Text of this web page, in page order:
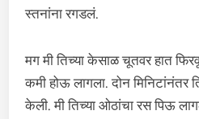
स्तनांना रगडलं.
मग मी तिच्या केसाळ चूतवर हात
कमी होऊ लागला. दोन मिनिटांनंतर
केली. मी तिच्या ओठांचा रस पिऊ